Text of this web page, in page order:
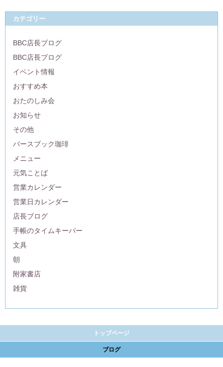
カテゴリー
BBC店長ブログ
BBC店長ブログ
イベント情報
おすすめ本
おたのしみ会
お知らせ
その他
バースブック珈琲
メニュー
元気ことば
営業カレンダー
営業日カレンダー
店長ブログ
手帳のタイムキーパー
文具
朝
附家書店
雑貨
トップページ
ブログ